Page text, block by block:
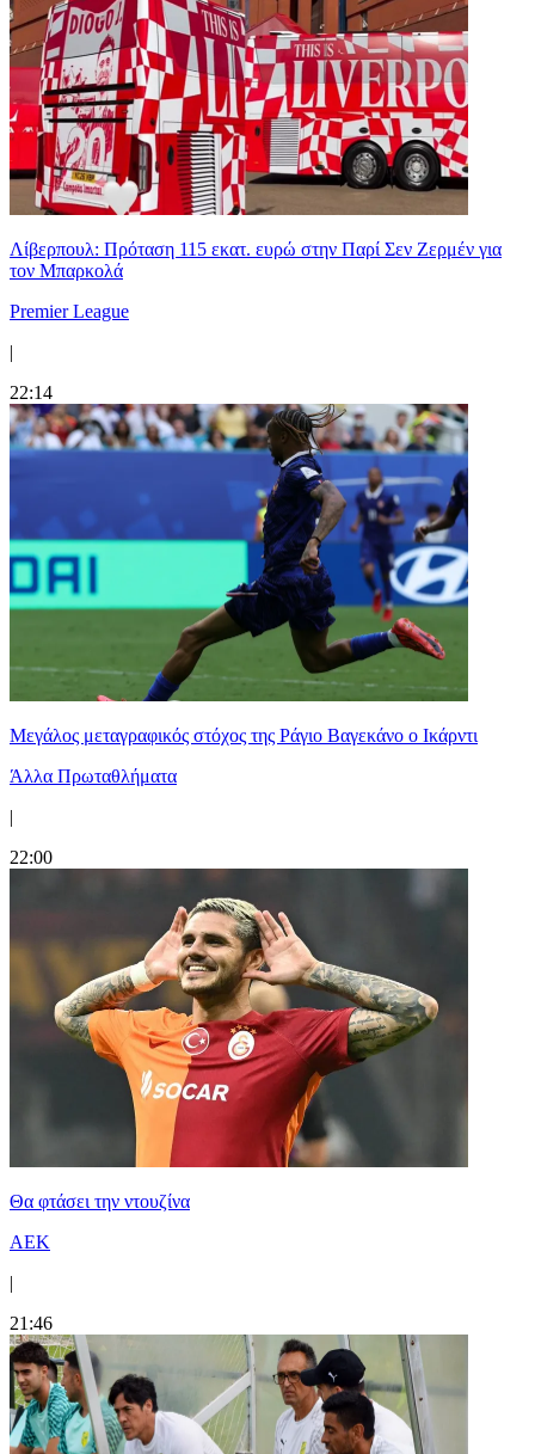
Λίβερπουλ: Πρόταση 115 εκατ. ευρώ στην Παρί Σεν Ζερμέν για
τον Μπαρκολά
Premier League
|
22:14
Μεγάλος μεταγραφικός στόχος της Ράγιο Βαγεκάνο ο Ικάρντι
Άλλα Πρωταθλήματα
|
22:00
Θα φτάσει την ντουζίνα
ΑΕΚ
|
21:46